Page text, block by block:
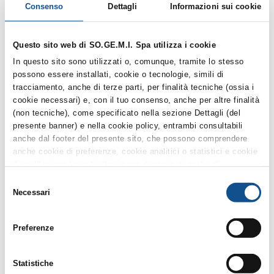
Consenso Dettagli Informazioni sui cookie
Questo sito web di SO.GE.M.I. Spa utilizza i cookie
In questo sito sono utilizzati o, comunque, tramite lo stesso
possono essere installati, cookie o tecnologie, simili di
tracciamento, anche di terze parti, per finalità tecniche (ossia i
cookie necessari) e, con il tuo consenso, anche per altre finalità
(non tecniche), come specificato nella sezione Dettagli (del
presente banner) e nella cookie policy, entrambi consultabili
anche dal footer del presente sito, che possono comprendere
anche cookie di preferenze, cookie analitici o statistici e cookie
consenso, in qualsiasi momento, cliccando su Accetta i
selezionati. Puoi acconsentire all’utilizzo di tali tecnologie
informativa e/o utilizzando il tasto “Rifiuta i cookie non tecnici”,
verranno installati solamente i cookie tecnici. Per quanto
riguarda ulteriori informazioni previste dall’art. 13 del
delNecessari
Preferenze
Statistiche
Delibera-nomina-Commissione-Giudicatrice
Modello 1 - Domanda di partecipazione
Patto d-Integrita